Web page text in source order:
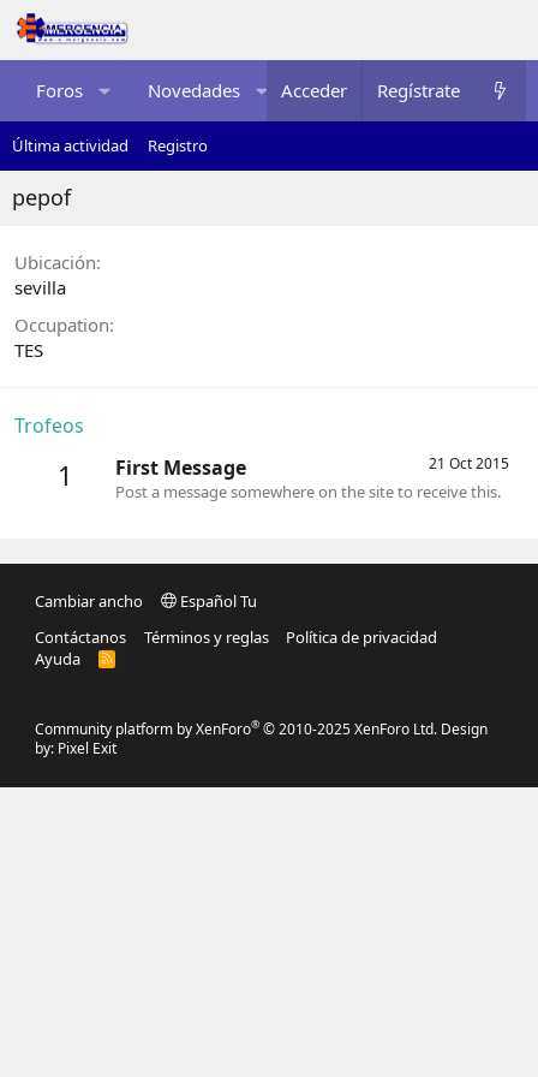
Foros Novedades Multimedia Recursos
Acceder Regístrate
Última actividad Registro
pepof
Ubicación
sevilla
Occupation
TES
Trofeos
1 21 Oct 2015
First Message
Post a message somewhere on the site to receive this.
Cambiar ancho
Español Tu
Contáctanos
Términos y reglas
Política de privacidad
Ayuda
R
S
Community platform by XenForo® © 2010-2025 XenForo Ltd. Design
by: Pixel Exit